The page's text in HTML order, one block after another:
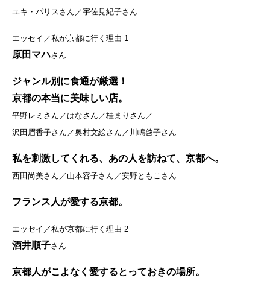
ユキ・パリスさん／宇佐見紀子さん
エッセイ／私が京都に行く理由 1
原田マハさん
ジャンル別に食通が厳選！
京都の本当に美味しい店。
平野レミさん／はなさん／桂まりさん／
沢田眉香子さん／奥村文絵さん／川嶋啓子さん
私を刺激してくれる、あの人を訪ねて、京都へ。
西田尚美さん／山本容子さん／安野ともこさん
フランス人が愛する京都。
エッセイ／私が京都に行く理由 2
酒井順子さん
京都人がこよなく愛するとっておきの場所。